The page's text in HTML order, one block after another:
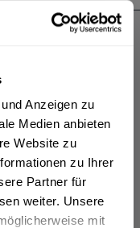
Anzeigen zu
Medien anbieten
Website zu
zu Ihrer
Partner für
weiter. Unsere
mit
er arbeitete
del Duomo. Ende
Dort begann er,
und